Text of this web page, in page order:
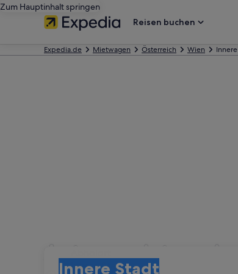
Zum Hauptinhalt springen
Reisen buchen
Expedia.de Mietwagen Österreich Wien
Autovermietung in
Innere Stadt